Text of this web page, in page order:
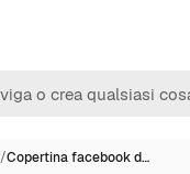
/Copertina facebook d…